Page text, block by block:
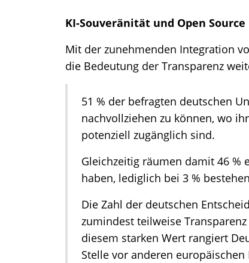
KI-Souveränität und Open
Mit der zunehmenden Integration
die Bedeutung der Transparenz
51 % der befragten deutschen
nachvollziehen zu können, wo
potenziell zugänglich sind.
Gleichzeitig räumen damit 46 %
haben, lediglich bei 3 %
Die Zahl der deutschen
zumindest teilweise
diesem starken Wert rangiert
Stelle vor anderen